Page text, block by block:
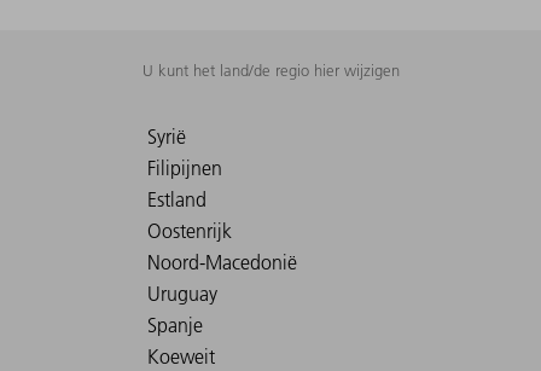
U kunt het land/de regio hier wijzigen